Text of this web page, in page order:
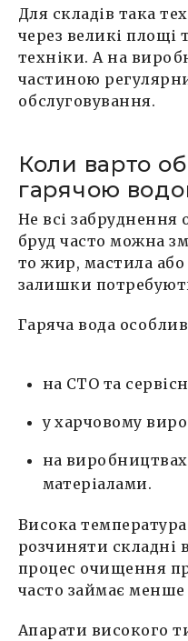
Для складів така
через великі площі
техніки. А на
частиною
обслуговування.
Коли варто
гарячою
Не всі
бруд часто можна
то жир, мастила
залишки
Гаряча вода
на СТО та
у харчовому
на
матеріалами.
Висока
розчиняти складні
процес очищення
часто займає менше
Апарати високого